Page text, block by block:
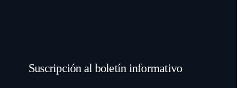
Suscripción al boletín informativo